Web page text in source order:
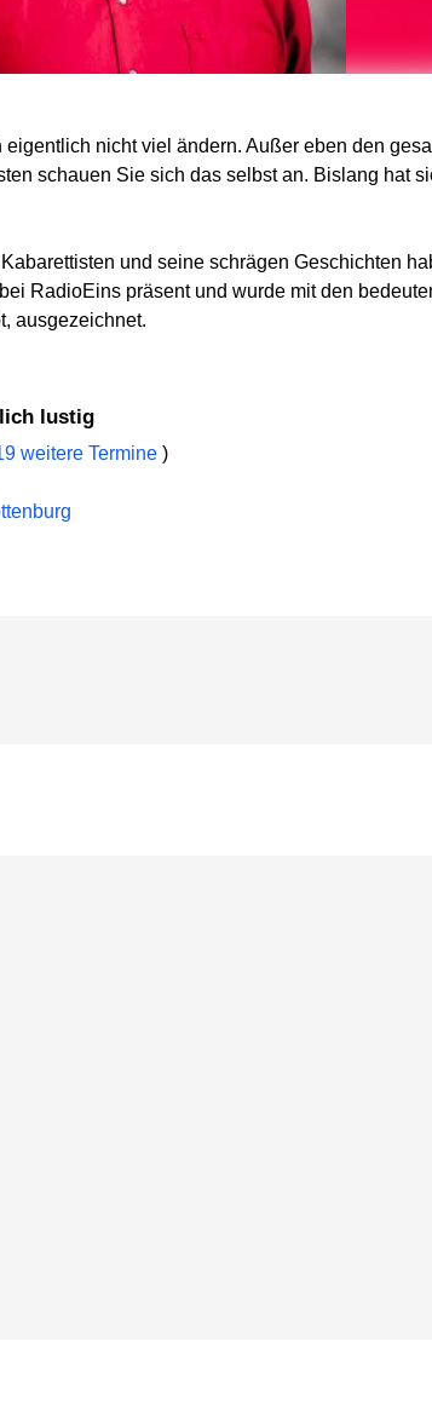
nicht viel ändern. Außer eben den
schauen Sie sich das selbst an. Bislang hat
und seine schrägen Geschichten
RadioEins präsent und wurde mit den
ausgezeichnet.
lustig
weitere Termine )